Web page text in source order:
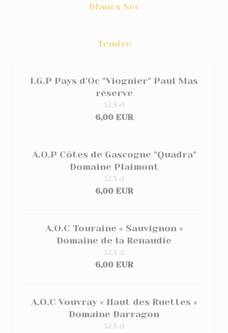
Blancs Sec
Tendre
I.G.P Pays d'Oc "Viognier" Paul Mas
réserve
6,00 EUR
12,5 cl
A.O.P Côtes de Gascogne "Quadra"
Domaine Plaimont
6,00 EUR
12,5 cl
A.O.C Touraine « Sauvignon »
Domaine de la Renaudie
6,00 EUR
12,5 cl
A.O.C Vouvray « Haut des Ruettes »
Domaine Darragon
12,5 cl